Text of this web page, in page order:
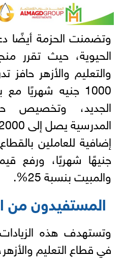
وتضمنت الحزمة أيضًا
الحيوية، حيث تقرر
والتعليم والأزهر
1000 جنيه شهريًا
الجديد، وتخصيص
جنيهًا شهريًا، ورفع
والمبيت بنسبة 25%.
المستفيدون من
وتستهدف هذه